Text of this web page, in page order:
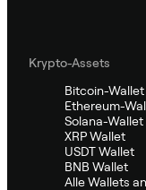
Krypto-Assets
Bitcoin-Wallet
Ethereum-
Solana-Wallet
XRP Wallet
USDT Wallet
BNB Wallet
Alle Wallets